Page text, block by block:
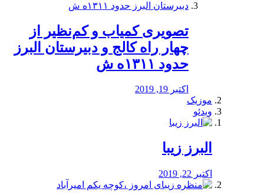
️تصویری کمیاب و کم‌نظیر از
چهار راه كالج و دبيرستان البرز
حدود ۱۳۱۱ه ش
اکتبر 19, 2019
موزیک
ویدئو
البرز زیبا
اکتبر 22, 2019